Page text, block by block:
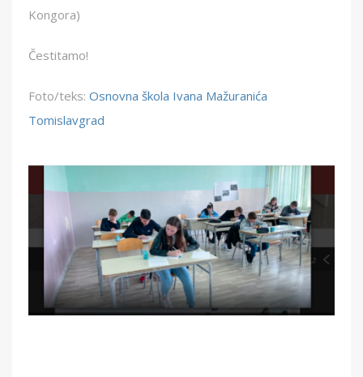
Kongora)
Čestitamo!
Foto/teks: Osnovna škola Ivana Mažuranića
Tomislavgrad